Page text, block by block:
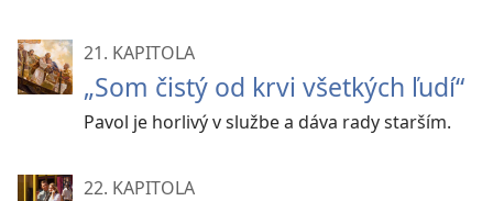
21. KAPITOLA
„Som čistý od krvi všetkých ľudí“
Pavol je horlivý v službe a dáva rady starším.
22. KAPITOLA